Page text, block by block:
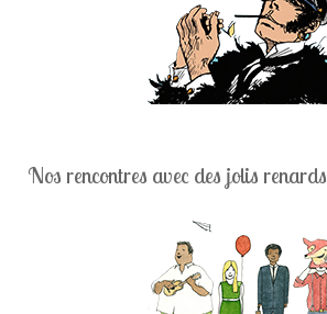
Nos rencontres avec des jolis renards